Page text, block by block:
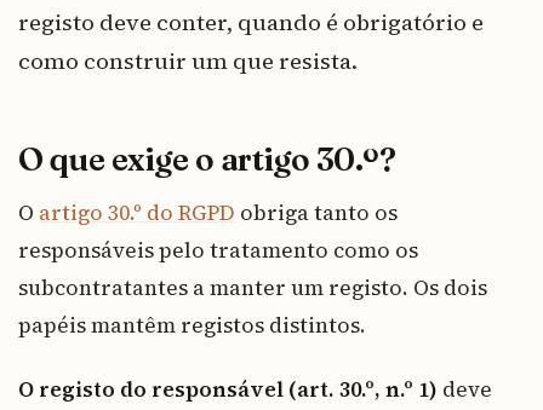
registo deve conter, quando é obrigatório e
como construir um que resista.
O que exige o artigo 30.º?
O artigo 30.º do RGPD obriga tanto os
responsáveis pelo tratamento como os
subcontratantes a manter um registo. Os dois
papéis mantêm registos distintos.
O registo do responsável (art. 30.º, n.º 1) deve